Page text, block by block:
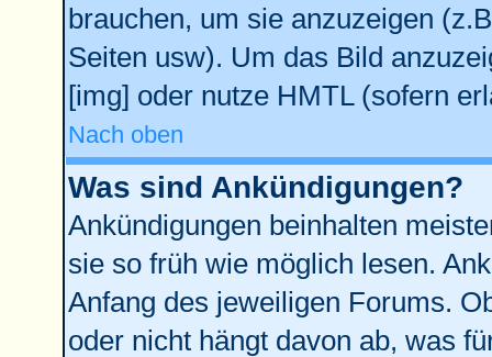
brauchen, um sie anzuzeigen
Seiten usw). Um das Bild
[img] oder nutze HMTL (sofern
Nach oben
Was sind Ankündigungen?
Ankündigungen beinhalten
sie so früh wie möglich lesen.
Anfang des jeweiligen Forums.
oder nicht hängt davon ab, was